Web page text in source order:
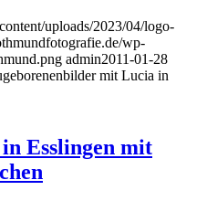
uploads/2023/04/logo-
wp-
admin2011-01-28
mit Lucia in
Esslingen mit